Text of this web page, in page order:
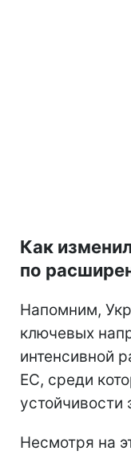
Как
по
Напомним,
ключевых
интенсивной
ЕС, среди
устойчивости
Несмотря на